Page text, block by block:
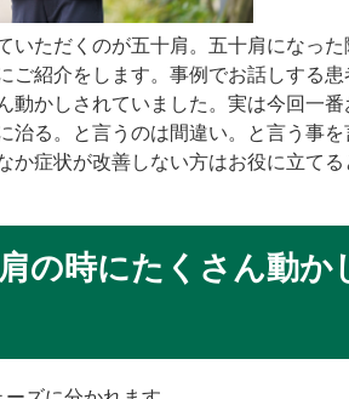
いただくのが五十肩。五十肩になった
ご紹介をします。 事例でお話しする患
動かしされていました。 実は今回一番
治る。と言うのは間違い。と言う事
か症状が改善しない方はお役に立て
の時にたくさん動か